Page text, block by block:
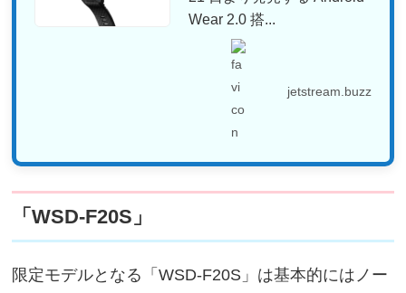
Wear 2.0 搭...
jetstream.buzz
「WSD-F20S」
限定モデルとなる「WSD-F20S」は基本的にはノー